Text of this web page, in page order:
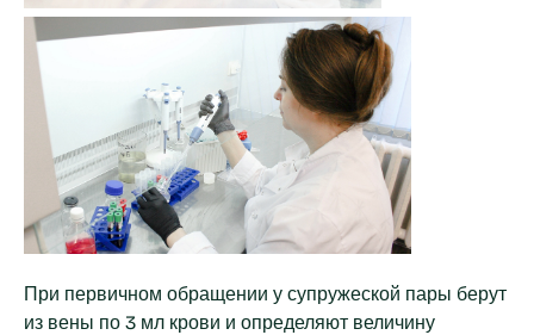
При первичном обращении у супружеской пары берут
из вены по 3 мл крови и определяют величину